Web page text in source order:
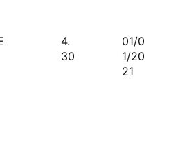
4.
30
01/0
1/20
21